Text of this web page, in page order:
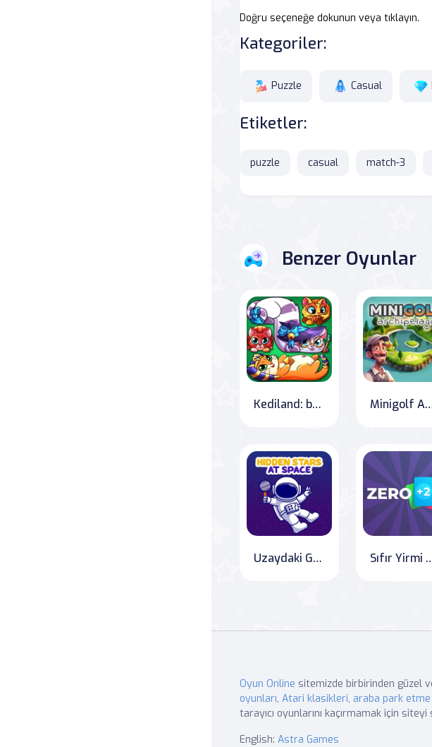
Doğru seçeneğe dokunun veya tıklayın.
Kategoriler:
Puzzle Casual
Etiketler:
puzzle casual match-3
Benzer Oyunlar
Kediland: blok bulmaca Minigolf
Uzaydaki Gizli Yıldızlar Sıfır
Oyun Online sitemizde birbirinden güzel
oyunları, Atari klasikleri, araba park etme
tarayıcı oyunlarını kaçırmamak için siteyi
English: Astra Games